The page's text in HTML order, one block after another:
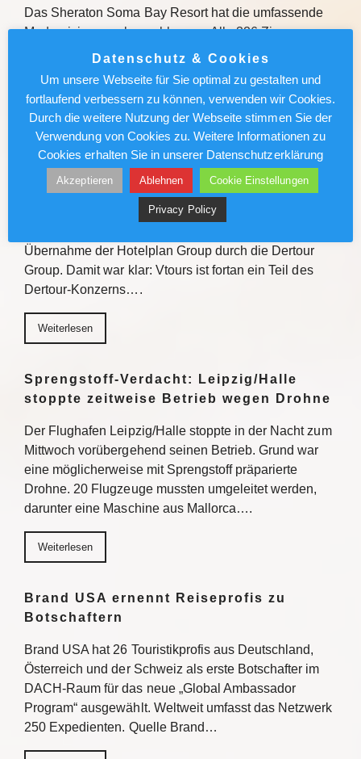
Das Sheraton Soma Bay Resort hat die umfassende
Modernisierung abgeschlossen. Alle 326 Zimmer
sowie Lobby und Restaurants des Fünf-Sterne-
Sheraton Soma Bay Resort hat…
Weiterlesen
Vtours: IT-Wechsel kommt voran
Vor gut einem Jahr erteilten die Schweizer
Übernahme der Hotelplan Group durch die Dertour
Group. Damit war klar: Vtours ist fortan ein Teil des
Dertour-Konzerns….
Weiterlesen
Sprengstoff-Verdacht: Leipzig/Halle
stoppte zeitweise Betrieb wegen Drohne
Der Flughafen Leipzig/Halle stoppte in der Nacht zum
Mittwoch vorübergehend seinen Betrieb. Grund war
eine möglicherweise mit Sprengstoff präparierte
Drohne. 20 Flugzeuge mussten umgeleitet werden,
darunter eine Maschine aus Mallorca….
Weiterlesen
Brand USA ernennt Reiseprofis zu
Botschaftern
Brand USA hat 26 Touristikprofis aus Deutschland,
Österreich und der Schweiz als erste Botschafter im
DACH-Raum für das neue „Global Ambassador
Program“ ausgewählt. Weltweit umfasst das Netzwerk
250 Expedienten. Quelle Brand…
Datenschutz & Cookies
Um unsere Webseite für Sie optimal zu gestalten und
fortlaufend verbessern zu können, verwenden wir Cookies.
Durch die weitere Nutzung der Webseite stimmen Sie der
Verwendung von Cookies zu. Weitere Informationen zu
Cookies erhalten Sie in unserer Datenschutzerklärung
Akzeptieren Ablehnen Cookie Einstellungen
Privacy Policy